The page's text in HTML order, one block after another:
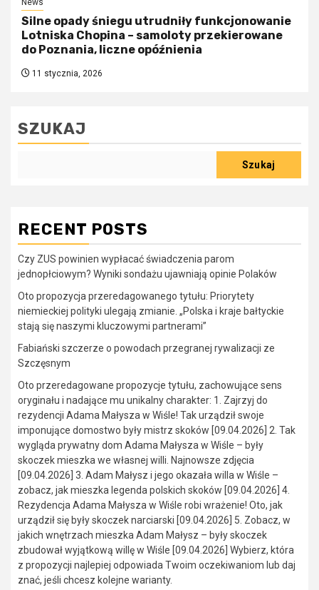
News
Silne opady śniegu utrudniły funkcjonowanie
Lotniska Chopina – samoloty przekierowane
do Poznania, liczne opóźnienia
11 stycznia, 2026
SZUKAJ
Szukaj
RECENT POSTS
Czy ZUS powinien wypłacać świadczenia parom
jednopłciowym? Wyniki sondażu ujawniają opinie Polaków
Oto propozycja przeredagowanego tytułu: Priorytety
niemieckiej polityki ulegają zmianie. „Polska i kraje bałtyckie
stają się naszymi kluczowymi partnerami”
Fabiański szczerze o powodach przegranej rywalizacji ze
Szczęsnym
Oto przeredagowane propozycje tytułu, zachowujące sens
oryginału i nadające mu unikalny charakter: 1. Zajrzyj do
rezydencji Adama Małysza w Wiśle! Tak urządził swoje
imponujące domostwo były mistrz skoków [09.04.2026] 2. Tak
wygląda prywatny dom Adama Małysza w Wiśle – były
skoczek mieszka we własnej willi. Najnowsze zdjęcia
[09.04.2026] 3. Adam Małysz i jego okazała willa w Wiśle –
zobacz, jak mieszka legenda polskich skoków [09.04.2026] 4.
Rezydencja Adama Małysza w Wiśle robi wrażenie! Oto, jak
urządził się były skoczek narciarski [09.04.2026] 5. Zobacz, w
jakich wnętrzach mieszka Adam Małysz – były skoczek
zbudował wyjątkową willę w Wiśle [09.04.2026] Wybierz, która
z propozycji najlepiej odpowiada Twoim oczekiwaniom lub daj
znać, jeśli chcesz kolejne warianty.